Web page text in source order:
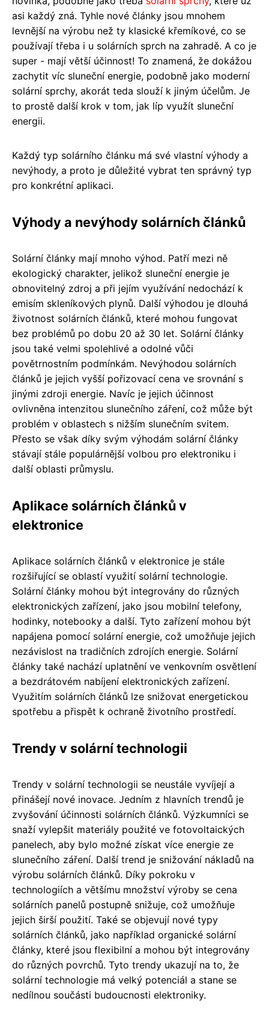
asi každý zná. Tyhle nové články jsou mnohem
levnější na výrobu než ty klasické křemíkové, co se
používají třeba i u solárních sprch na zahradě. A co je
super - mají větší účinnost! To znamená, že dokážou
zachytit víc sluneční energie, podobně jako moderní
solární sprchy, akorát teda slouží k jiným účelům. Je
to prostě další krok v tom, jak líp využít sluneční
energii.
Každý typ solárního článku má své vlastní výhody a
nevýhody, a proto je důležité vybrat ten správný typ
pro konkrétní aplikaci.
Výhody a nevýhody solárních článků
Solární články mají mnoho výhod. Patří mezi ně
ekologický charakter, jelikož sluneční energie je
obnovitelný zdroj a při jejím využívání nedochází k
emisím skleníkových plynů. Další výhodou je dlouhá
životnost solárních článků, které mohou fungovat
bez problémů po dobu 20 až 30 let. Solární články
jsou také velmi spolehlivé a odolné vůči
povětrnostním podmínkám. Nevýhodou solárních
článků je jejich vyšší pořizovací cena ve srovnání s
jinými zdroji energie. Navíc je jejich účinnost
ovlivněna intenzitou slunečního záření, což může být
problém v oblastech s nižším slunečním svitem.
Přesto se však díky svým výhodám solární články
stávají stále populárnější volbou pro elektroniku i
další oblasti průmyslu.
Aplikace solárních článků v
elektronice
Aplikace solárních článků v elektronice je stále
rozšiřující se oblastí využití solární technologie.
Solární články mohou být integrovány do různých
elektronických zařízení, jako jsou mobilní telefony,
hodinky, notebooky a další. Tyto zařízení mohou být
napájena pomocí solární energie, což umožňuje jejich
nezávislost na tradičních zdrojích energie. Solární
články také nachází uplatnění ve venkovním osvětlení
a bezdrátovém nabíjení elektronických zařízení.
Využitím solárních článků lze snižovat energetickou
spotřebu a přispět k ochraně životního prostředí.
Trendy v solární technologii
Trendy v solární technologii se neustále vyvíjejí a
přinášejí nové inovace. Jedním z hlavních trendů je
zvyšování účinnosti solárních článků. Výzkumníci se
snaží vylepšit materiály použité ve fotovoltaických
panelech, aby bylo možné získat více energie ze
slunečního záření. Další trend je snižování nákladů na
výrobu solárních článků. Díky pokroku v
technologiích a většímu množství výroby se cena
solárních panelů postupně snižuje, což umožňuje
jejich širší použití. Také se objevují nové typy
solárních článků, jako například organické solární
články, které jsou flexibilní a mohou být integrovány
do různých povrchů. Tyto trendy ukazují na to, že
solární technologie má velký potenciál a stane se
nedílnou součásti budoucnosti elektroniky.